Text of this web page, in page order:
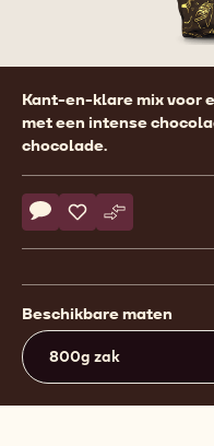
Product
information
Kant-en-klare mix voor
met een intense
chocolade.
Actions
Schrijf een commentaar
- ChocoGelato Extra
Opslaan
- ChocoGelato
Vergelijk
-
Beschikbare maten
800g zak